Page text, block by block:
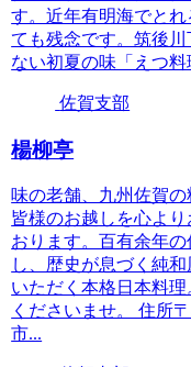
す。近年有明海でとれ
ても残念です。筑後
ない初夏の味「えつ料
佐賀支部
楊柳亭
味の老舗、九州佐賀
皆様のお越しを心よ
おります。百有余年
し、歴史が息づく純
いただく本格日本料
くださいませ。 住所
市...